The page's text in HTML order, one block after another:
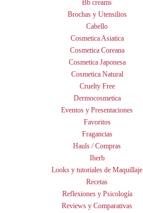
Bb creams
Brochas y Utensilios
Cabello
Cosmetica Asiatica
Cosmetica Coreana
Cosmetica Japonesa
Cosmetica Natural
Cruelty Free
Dermocosmetica
Eventos y Presentaciones
Favoritos
Fragancias
Hauls / Compras
Iherb
Looks y tutoriales de Maquillaje
Recetas
Reflexiones y Psicología
Reviews y Comparativas